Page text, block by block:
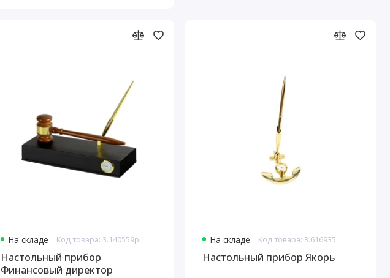
На складе Код товара: 3.140559p
Настольный прибор
Финансовый директор
На складе Код товара: 3.616935
Настольный прибор Якорь